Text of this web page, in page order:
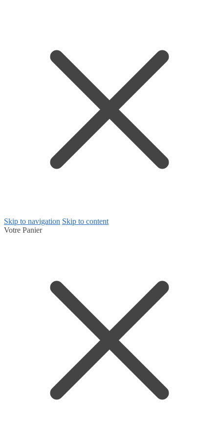
Skip to navigation Skip to content
Votre Panier